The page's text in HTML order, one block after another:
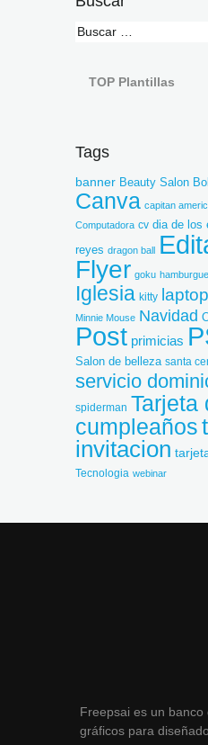
TOP Plantillas
Tags
banner Beauty Salon
Canva capitan
Computadora cv dia de los
reyes dragon ball
Flyer goku
Iglesia kitty laptop
Minnie Mouse Navidad
Post primicias
Salon de belleza santa
servicio
spiderman Tarjeta
cumpleaños
invitacion
Tecnologia webinar
Freepsai es un banco
gráficos para